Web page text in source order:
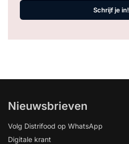
Schrijf je in!
Nieuwsbrieven
Volg Distrifood op WhatsApp
Digitale krant